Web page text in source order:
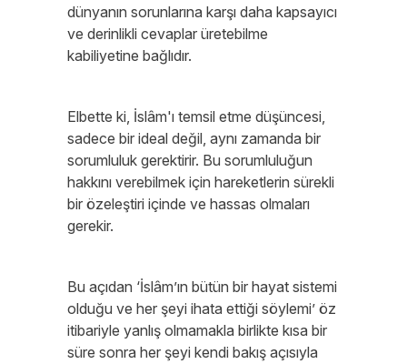
dünyanın sorunlarına karşı daha kapsayıcı
ve derinlikli cevaplar üretebilme
kabiliyetine bağlıdır.
Elbette ki, İslâm'ı temsil etme düşüncesi,
sadece bir ideal değil, aynı zamanda bir
sorumluluk gerektirir. Bu sorumluluğun
hakkını verebilmek için hareketlerin sürekli
bir özeleştiri içinde ve hassas olmaları
gerekir.
Bu açıdan ‘İslâm’ın bütün bir hayat sistemi
olduğu ve her şeyi ihata ettiği söylemi’ öz
itibariyle yanlış olmamakla birlikte kısa bir
süre sonra her şeyi kendi bakış açısıyla